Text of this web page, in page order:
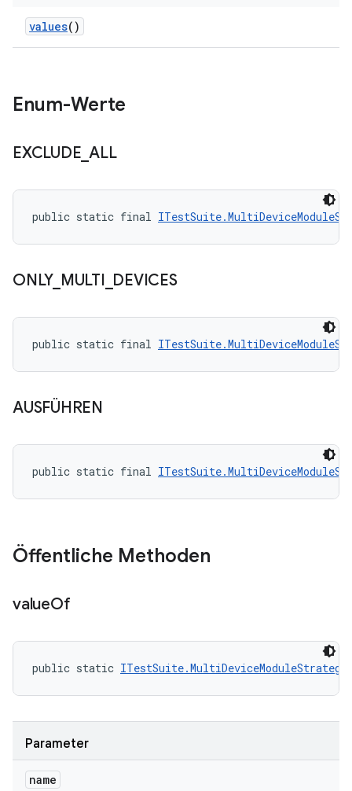
values()
Enum-Werte
EXCLUDE ALL
public static final
ONLY_ MULTI DEVICES
public static final
AUSFÜHREN
public static final
Öffentliche Methoden
valueOf
public static ITestSuite.MultiDeviceModuleStrategy
Parameter
name